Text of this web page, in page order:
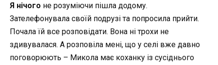
Я нічого не розуміючи пішла додому.
Зателефонувала своїй подрузі та попросила прийти.
Почала їй все розповідати. Вона ні трохи не
здивувалася. А розповіла мені, що у селі вже давно
поговорюють – Микола має коханку із сусіднього